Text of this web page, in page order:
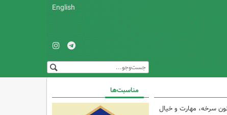
English
سرخه، مهارت و خیال
مناسبت‌ها